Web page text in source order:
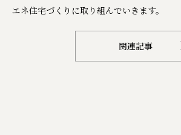
エネ住宅づくりに取り組んでいきます。
関連記事